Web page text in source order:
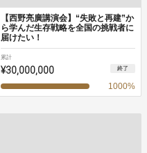
【西野亮廣講演会】“失敗と再建”か
ら学んだ生存戦略を全国の挑戦者に
届けたい！
累計
¥30,000,000 終了
1000%